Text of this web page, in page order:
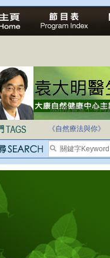
法治社會並不等同
自家教育合法化-
《自然療法與你》